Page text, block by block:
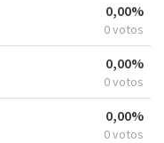
0,00%
0 votos
0,00%
0 votos
0,00%
0 votos